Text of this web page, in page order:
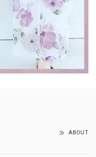
ABOUT